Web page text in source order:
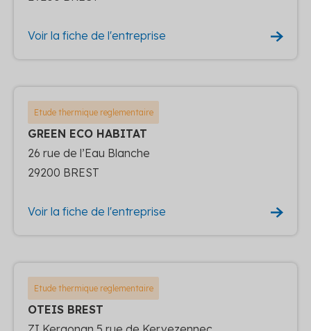
Voir la fiche de l'entreprise
Etude thermique reglementaire
GREEN ECO HABITAT
26 rue de l’Eau Blanche
29200 BREST
Voir la fiche de l'entreprise
Etude thermique reglementaire
OTEIS BREST